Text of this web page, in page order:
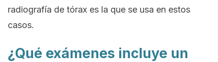
radiografía de tórax es la que se usa en estos
casos.
¿Qué exámenes incluye un